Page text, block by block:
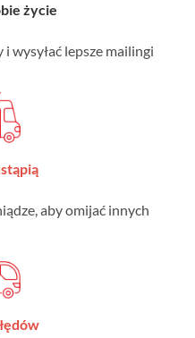
życie
wysyłać lepsze mailingi
aby omijać innych